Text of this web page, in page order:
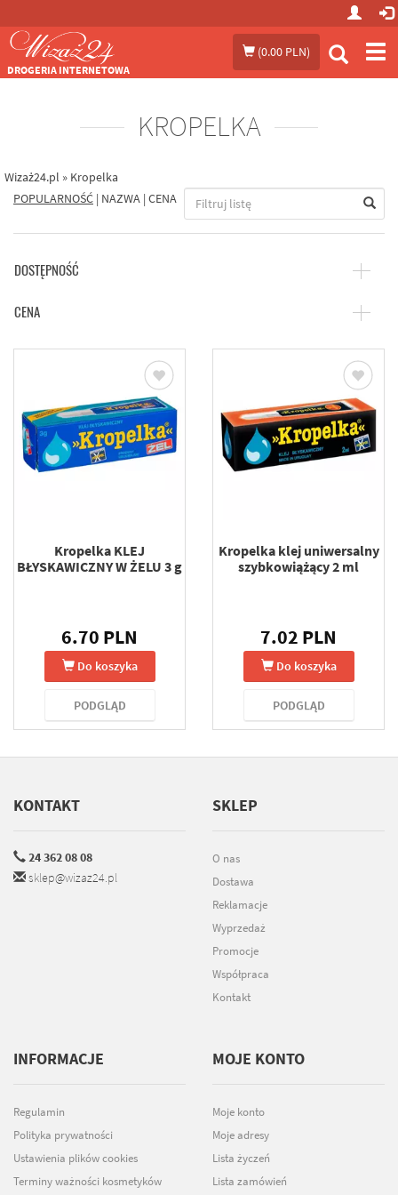
(0.00 PLN)
DROGERIA INTERNETOWA
KROPELKA
Wizaż24.pl » Kropelka
POPULARNOŚĆ | NAZWA | CENA
DOSTĘPNOŚĆ
CENA
Kropelka KLEJ
BŁYSKAWICZNY W ŻELU 3 g
6.70 PLN
Do koszyka
PODGLĄD
Kropelka klej uniwersalny
szybkowiążący 2 ml
7.02 PLN
Do koszyka
PODGLĄD
KONTAKT
24 362 08 08
sklep@wizaz24.pl
SKLEP
O nas
Dostawa
Reklamacje
Wyprzedaż
Promocje
Współpraca
Kontakt
INFORMACJE
Regulamin
Polityka prywatności
Ustawienia plików cookies
Terminy ważności kosmetyków
MOJE KONTO
Moje konto
Moje adresy
Lista życzeń
Lista zamówień